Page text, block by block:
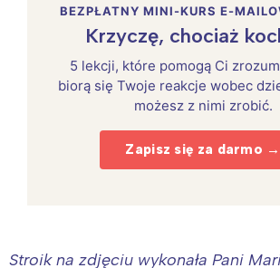
BEZPŁATNY MINI-KURS E-
Krzyczę, chociaż
5 lekcji, które pomogą Ci
biorą się Twoje reakcje wobec
możesz z nimi zrobić.
Zapisz się za darmo →
Stroik na zdjęciu wykonała Pani